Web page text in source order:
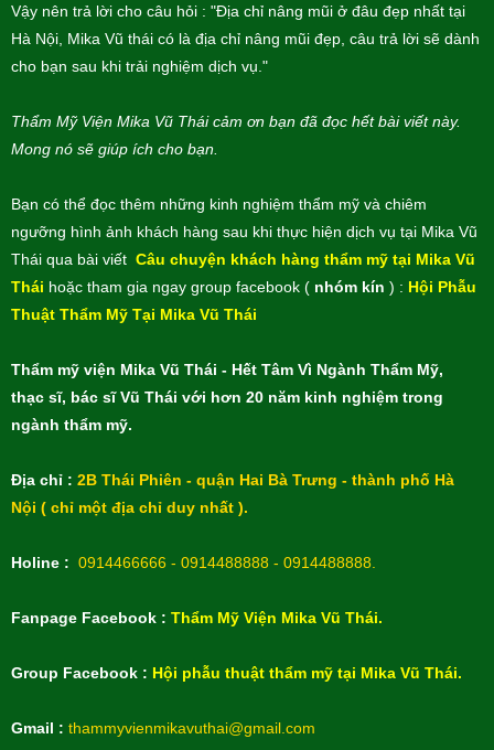
Vậy nên trả lời cho câu hỏi : "Địa chỉ nâng mũi ở đâu đẹp nhất tại
Hà Nội, Mika Vũ thái có là địa chỉ nâng mũi đẹp, câu trả lời sẽ dành
cho bạn sau khi trải nghiệm dịch vụ."
Thẩm Mỹ Viện Mika Vũ Thái cảm ơn bạn đã đọc hết bài viết này.
Mong nó sẽ giúp ích cho bạn.
Bạn có thể đọc thêm những kinh nghiệm thẩm mỹ và chiêm
ngưỡng hình ảnh khách hàng sau khi thực hiện dịch vụ tại Mika Vũ
Thái qua bài viết Câu chuyện khách hàng thẩm mỹ tại Mika Vũ
Thái hoặc tham gia ngay group facebook ( nhóm kín ) : Hội Phẫu
Thuật Thẩm Mỹ Tại Mika Vũ Thái
Thẩm mỹ viện Mika Vũ Thái - Hết Tâm Vì Ngành Thẩm Mỹ,
thạc sĩ, bác sĩ Vũ Thái với hơn 20 năm kinh nghiệm trong
ngành thẩm mỹ.
Địa chỉ : 2B Thái Phiên - quận Hai Bà Trưng - thành phố Hà
Nội ( chỉ một địa chỉ duy nhất ).
Holine : 0914466666 - 0914488888 - 0914488888.
Fanpage Facebook : Thẩm Mỹ Viện Mika Vũ Thái.
Group Facebook : Hội phẫu thuật thẩm mỹ tại Mika Vũ Thái.
Gmail : thammyvienmikavuthai@gmail.com